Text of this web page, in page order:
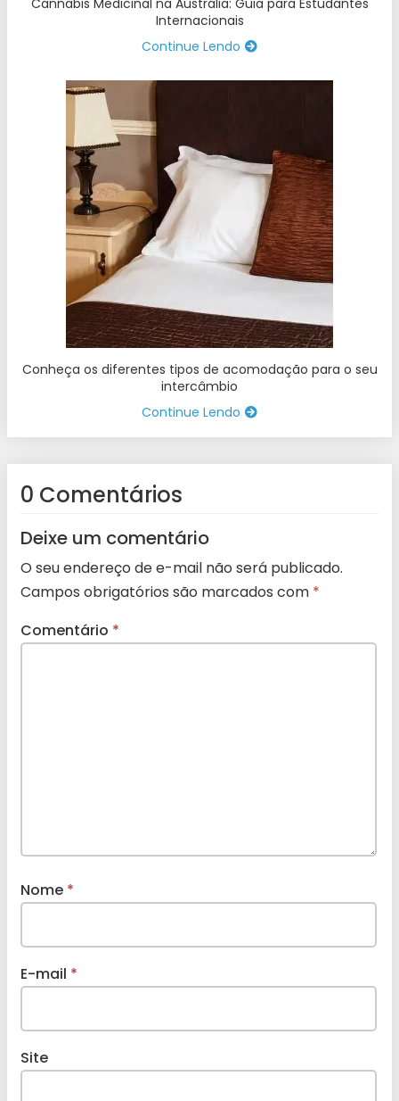
Internacionais
Continue Lendo
Conheça os diferentes tipos de acomodação para o seu
intercâmbio
Continue Lendo
0 Comentários
Deixe um comentário
O seu endereço de e-mail não será publicado.
Campos obrigatórios são marcados com *
Comentário *
Nome *
E-mail *
Site